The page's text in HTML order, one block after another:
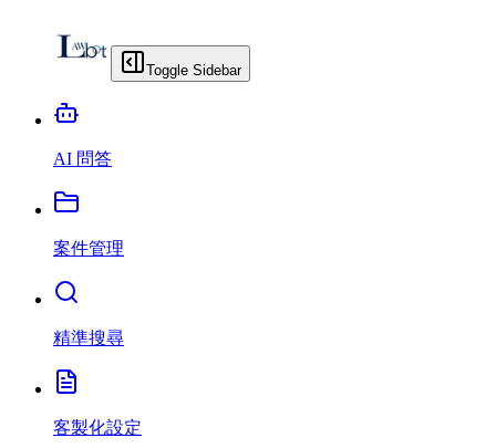
Toggle Sidebar
AI 問答
案件管理
精準搜尋
客製化設定